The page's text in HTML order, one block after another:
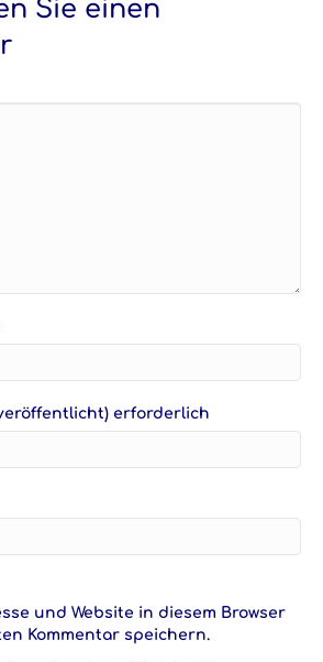
Sie einen
erforderlich
und Website in diesem Browser
Kommentar speichern.